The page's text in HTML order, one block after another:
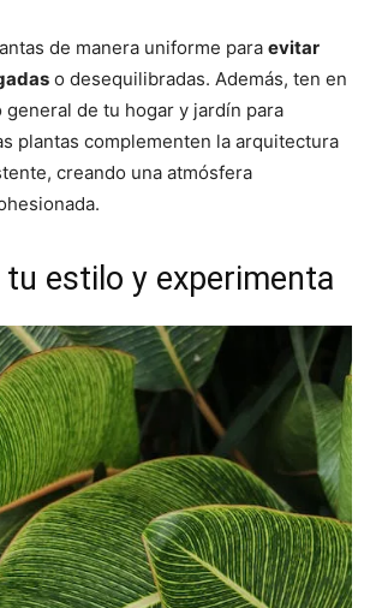
de manera uniforme para evitar
o desequilibradas. Además, ten en
de tu hogar y jardín para
plantas complementen la arquitectura
creando una atmósfera
tu estilo y experimenta